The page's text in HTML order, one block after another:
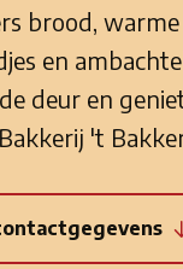
brood, warme
en
deur en
't